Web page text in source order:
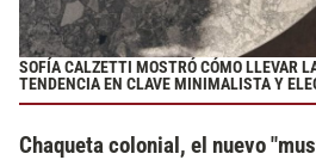
SOFÍA CALZETTI MOSTRÓ CÓMO LLEVAR
TENDENCIA EN CLAVE MINIMALISTA Y
Chaqueta colonial, el nuevo